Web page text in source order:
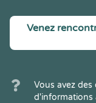
Venez
Vous avez
d'informations